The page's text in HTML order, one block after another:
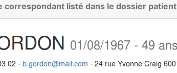
correspondant listé dans le dossier patient